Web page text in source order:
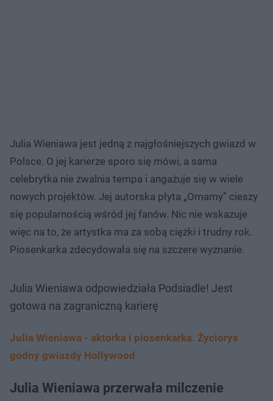
Julia Wieniawa jest jedną z najgłośniejszych gwiazd w
Polsce. O jej karierze sporo się mówi, a sama
celebrytka nie zwalnia tempa i angażuje się w wiele
nowych projektów. Jej autorska płyta „Omamy” cieszy
się popularnością wśród jej fanów. Nic nie wskazuje
więc na to, że artystka ma za sobą ciężki i trudny rok.
Piosenkarka zdecydowała się na szczere wyznanie.
Julia Wieniawa odpowiedziała Podsiadle! Jest
gotowa na zagraniczną karierę
Julia Wieniawa - aktorka i piosenkarka. Życiorys
godny gwiazdy Hollywood
Julia Wieniawa przerwała milczenie